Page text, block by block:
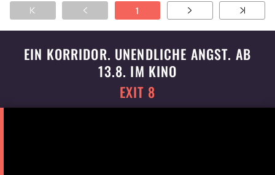
1
EIN KORRIDOR. UNENDLICHE ANGST. AB
13.8. IM KINO
EXIT 8